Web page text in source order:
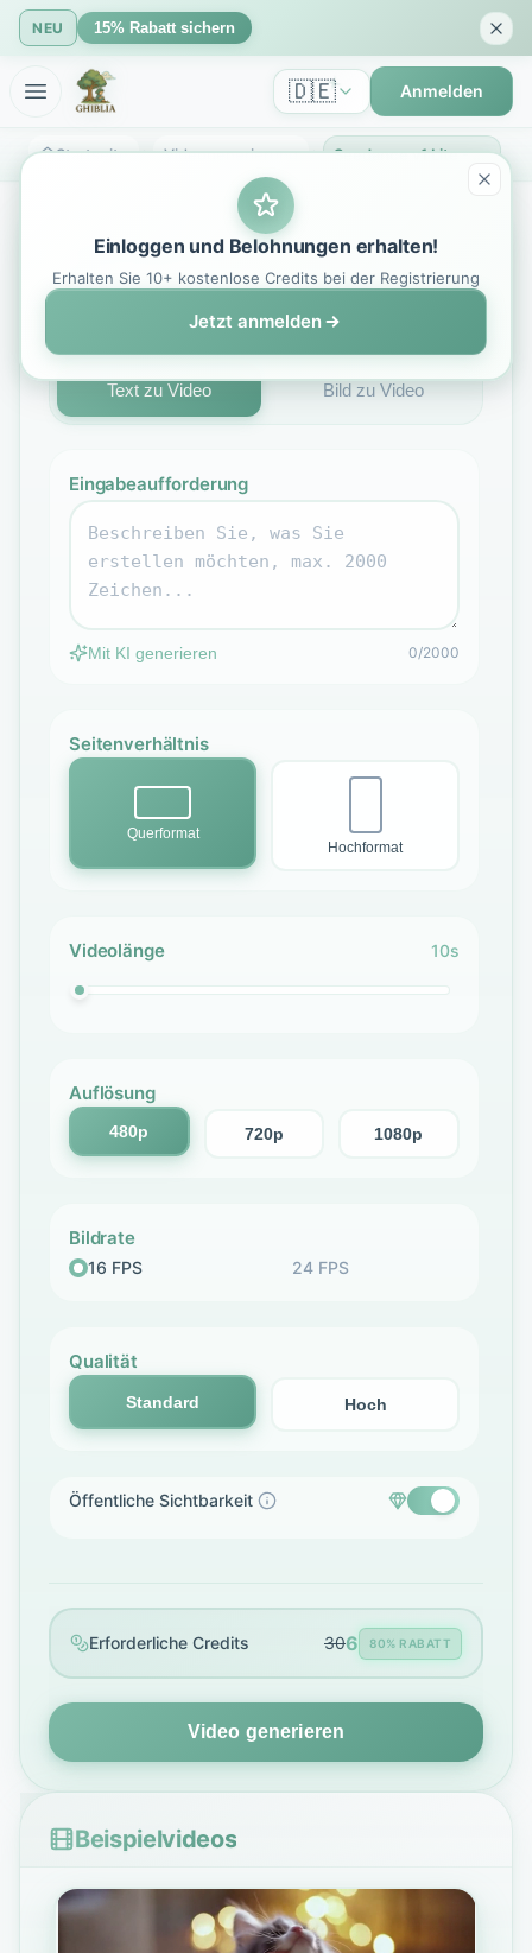
NEU 15% Rabatt sichern
🇩🇪 Anmelden
Startseite Videogenerierung Seedance v1 Lite - KI-Videogenerierung | Text-zu-Video & Bild-zu-Video Creator
KI-Videogenerator
Text zu Video Bild zu Video
Eingabeaufforderung
Mit KI generieren 0/2000
Seitenverhältnis
Querformat
Hochformat
Videolänge 10s
Auflösung
480p 720p 1080p
Bildrate
16 FPS 24 FPS
Qualität
Standard Hoch
Öffentliche Sichtbarkeit
Erforderliche Credits 306 80% RABATT
Video generieren
Beispielvideos
Einloggen und Belohnungen erhalten!
Erhalten Sie 10+ kostenlose Credits bei der Registrierung
Jetzt anmelden